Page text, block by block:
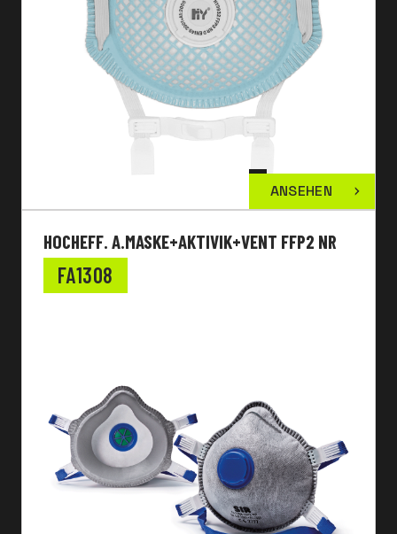
ANSEHEN
HOCHEFF. A.MASKE+AKTIVIK+VENT FFP2 NR
FA1308